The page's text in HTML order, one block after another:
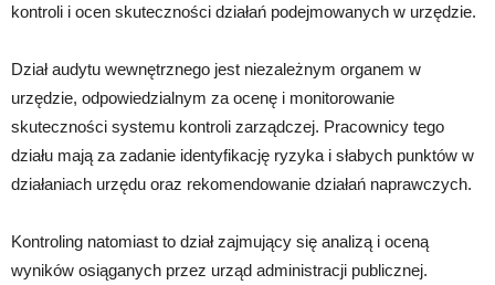
kontroli i ocen skuteczności działań podejmowanych w urzędzie.
Dział audytu wewnętrznego jest niezależnym organem w
urzędzie, odpowiedzialnym za ocenę i monitorowanie
skuteczności systemu kontroli zarządczej. Pracownicy tego
działu mają za zadanie identyfikację ryzyka i słabych punktów w
działaniach urzędu oraz rekomendowanie działań naprawczych.
Kontroling natomiast to dział zajmujący się analizą i oceną
wyników osiąganych przez urząd administracji publicznej.